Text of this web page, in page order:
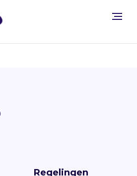
Regelingen